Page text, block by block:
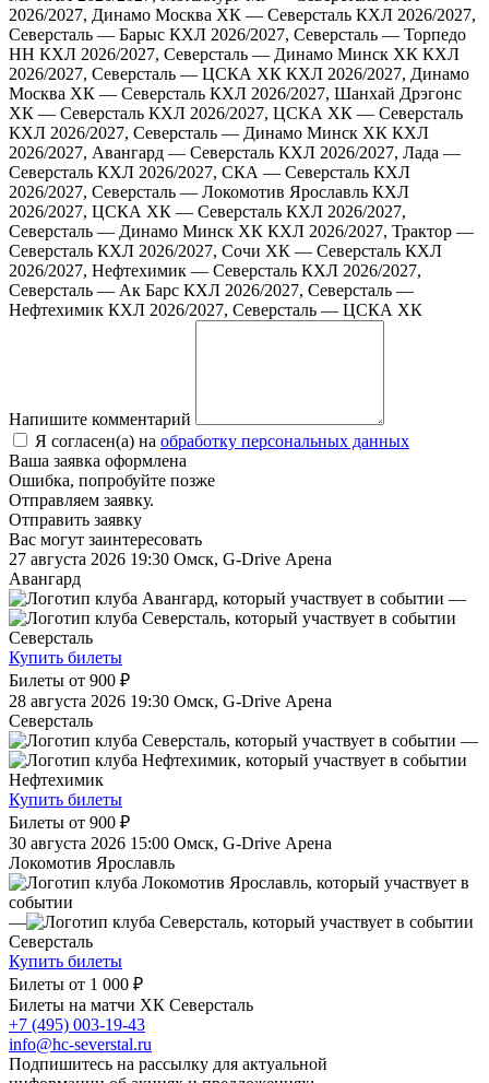
2026/2027, Динамо Москва ХК — Северсталь КХЛ 2026/2027,
Северсталь — Барыс КХЛ 2026/2027, Северсталь — Торпедо
НН КХЛ 2026/2027, Северсталь — Динамо Минск ХК КХЛ
2026/2027, Северсталь — ЦСКА ХК КХЛ 2026/2027, Динамо
Москва ХК — Северсталь КХЛ 2026/2027, Шанхай Дрэгонс
ХК — Северсталь КХЛ 2026/2027, ЦСКА ХК — Северсталь
КХЛ 2026/2027, Северсталь — Динамо Минск ХК КХЛ
2026/2027, Авангард — Северсталь КХЛ 2026/2027, Лада —
Северсталь КХЛ 2026/2027, СКА — Северсталь КХЛ
2026/2027, Северсталь — Локомотив Ярославль КХЛ
2026/2027, ЦСКА ХК — Северсталь КХЛ 2026/2027,
Северсталь — Динамо Минск ХК КХЛ 2026/2027, Трактор —
Северсталь КХЛ 2026/2027, Сочи ХК — Северсталь КХЛ
2026/2027, Нефтехимик — Северсталь КХЛ 2026/2027,
Северсталь — Ак Барс КХЛ 2026/2027, Северсталь —
Нефтехимик КХЛ 2026/2027, Северсталь — ЦСКА ХК
Напишите комментарий
Я согласен(а) на обработку персональных данных
Ваша заявка оформлена
Ошибка, попробуйте позже
Отправляем заявку.
Отправить заявку
Вас могут заинтересовать
27 августа 2026 19:30 Омск, G-Drive Арена
Авангард
—
Северсталь
Купить билеты
Билеты от 900 ₽
28 августа 2026 19:30 Омск, G-Drive Арена
Северсталь
—
Нефтехимик
Купить билеты
Билеты от 900 ₽
30 августа 2026 15:00 Омск, G-Drive Арена
Локомотив Ярославль
—
Северсталь
Купить билеты
Билеты от 1 000 ₽
Билеты на матчи ХК Северсталь
+7 (495) 003-19-43
info@hc-severstal.ru
Подпишитесь на рассылку для актуальной